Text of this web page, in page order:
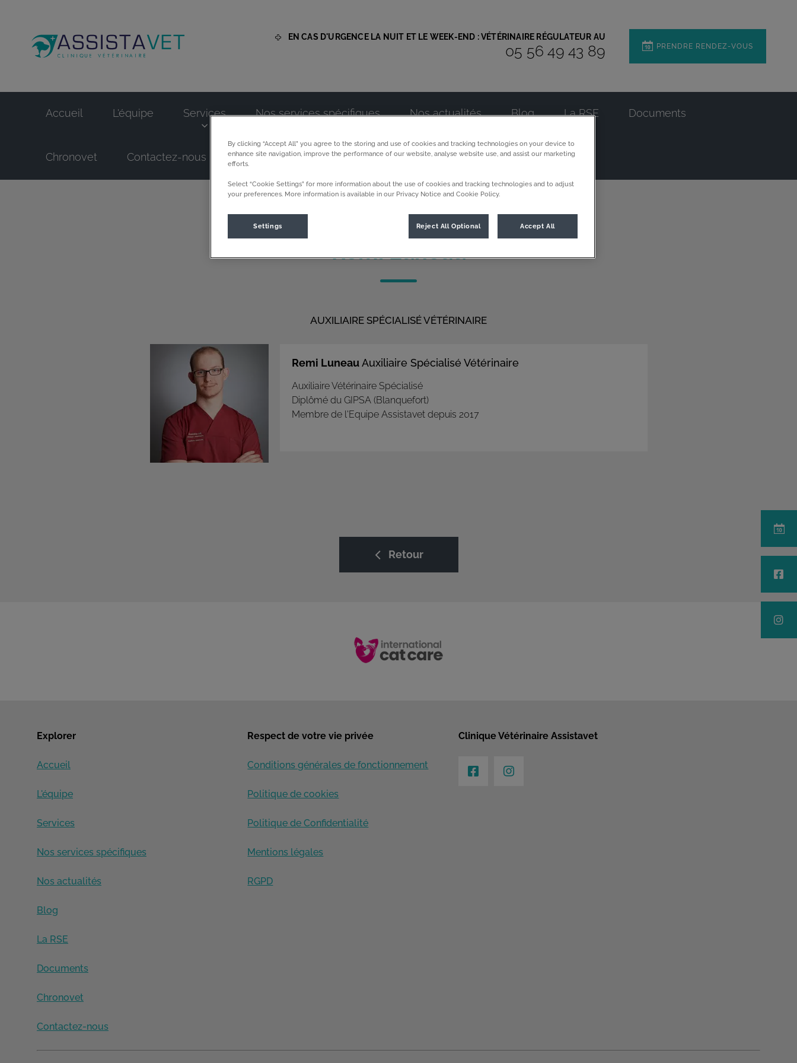
EN CAS D'URGENCE LA NUIT ET LE WEEK-END : VÉTÉRINAIRE RÉGULATEUR AU
05 56 49 43 89 PRENDRE RENDEZ-VOUS
Accueil L'équipe Services Nos services spécifiques Nos actualités Blog La RSE Documents
Chronovet Contactez-nous
Remi Luneau
AUXILIAIRE SPÉCIALISÉ VÉTÉRINAIRE
Remi LuneauAuxiliaire Spécialisé Vétérinaire
Auxiliaire Vétérinaire Spécialisé
Diplômé du GIPSA (Blanquefort)
Membre de l'Equipe Assistavet depuis 2017
Retour
Explorer
Accueil
L'équipe
Services
Nos services spécifiques
Nos actualités
Blog
La RSE
Documents
Chronovet
Contactez-nous
Respect de votre vie privée
Conditions générales de fonctionnement
Politique de cookies
Politique de Confidentialité
Mentions légales
RGPD
Clinique Vétérinaire Assistavet
By clicking “Accept All” you agree to the storing and use of cookies and tracking technologies on your device to
enhance site navigation, improve the performance of our website, analyse website use, and assist our marketing
efforts.
Select “Cookie Settings” for more information about the use of cookies and tracking technologies and to adjust
your preferences. More information is available in our Privacy Notice and Cookie Policy.
Settings Reject All Optional Accept All